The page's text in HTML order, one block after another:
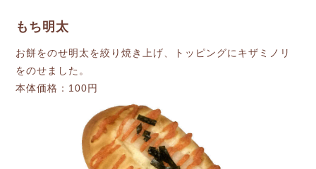
もち明太
お餅をのせ明太を絞り焼き上げ、トッピングにキザミノリ
をのせました。
本体価格：100円